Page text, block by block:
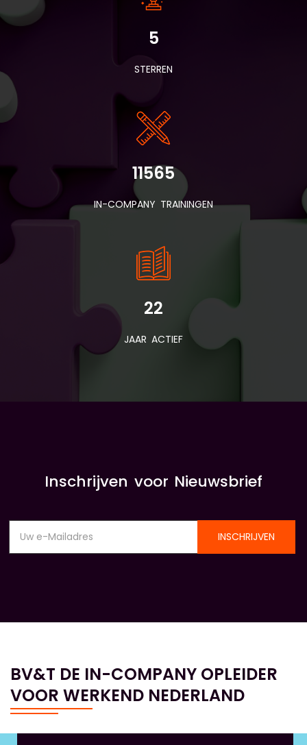
5
STERREN
11565
IN-COMPANY TRAININGEN
22
JAAR ACTIEF
Inschrijven voor Nieuwsbrief
INSCHRIJVEN
BV&T DE IN-COMPANY OPLEIDER
VOOR WERKEND NEDERLAND